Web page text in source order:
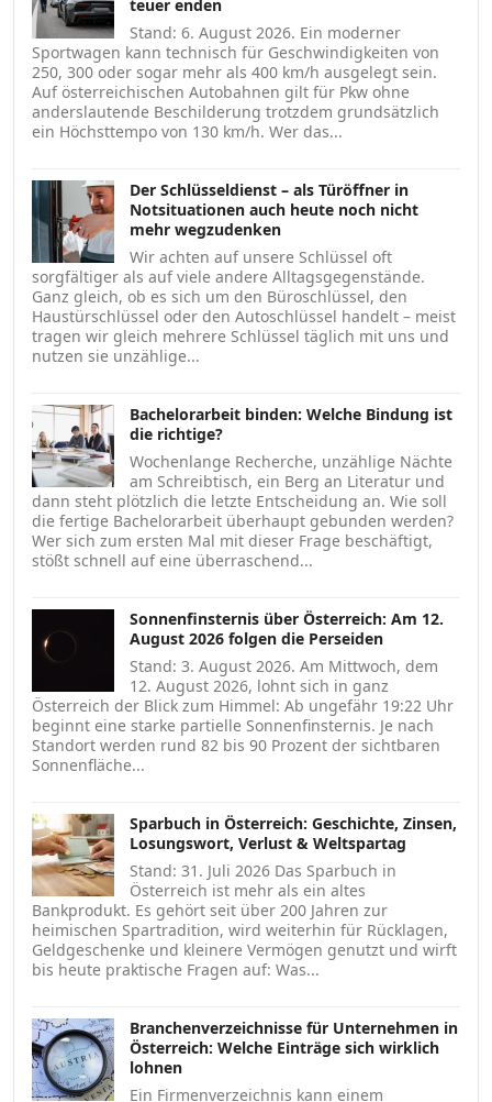
teuer enden
Stand: 6. August 2026. Ein moderner
Sportwagen kann technisch für Geschwindigkeiten von
250, 300 oder sogar mehr als 400 km/h ausgelegt sein.
Auf österreichischen Autobahnen gilt für Pkw ohne
anderslautende Beschilderung trotzdem grundsätzlich
ein Höchsttempo von 130 km/h. Wer das...
Der Schlüsseldienst – als Türöffner in
Notsituationen auch heute noch nicht
mehr wegzudenken
Wir achten auf unsere Schlüssel oft
sorgfältiger als auf viele andere Alltagsgegenstände.
Ganz gleich, ob es sich um den Büroschlüssel, den
Haustürschlüssel oder den Autoschlüssel handelt – meist
tragen wir gleich mehrere Schlüssel täglich mit uns und
nutzen sie unzählige...
Bachelorarbeit binden: Welche Bindung ist
die richtige?
Wochenlange Recherche, unzählige Nächte
am Schreibtisch, ein Berg an Literatur und
dann steht plötzlich die letzte Entscheidung an. Wie soll
die fertige Bachelorarbeit überhaupt gebunden werden?
Wer sich zum ersten Mal mit dieser Frage beschäftigt,
stößt schnell auf eine überraschend...
Sonnenfinsternis über Österreich: Am 12.
August 2026 folgen die Perseiden
Stand: 3. August 2026. Am Mittwoch, dem
12. August 2026, lohnt sich in ganz
Österreich der Blick zum Himmel: Ab ungefähr 19:22 Uhr
beginnt eine starke partielle Sonnenfinsternis. Je nach
Standort werden rund 82 bis 90 Prozent der sichtbaren
Sonnenfläche...
Sparbuch in Österreich: Geschichte, Zinsen,
Losungswort, Verlust & Weltspartag
Stand: 31. Juli 2026 Das Sparbuch in
Österreich ist mehr als ein altes
Bankprodukt. Es gehört seit über 200 Jahren zur
heimischen Spartradition, wird weiterhin für Rücklagen,
Geldgeschenke und kleinere Vermögen genutzt und wirft
bis heute praktische Fragen auf: Was...
Branchenverzeichnisse für Unternehmen in
Österreich: Welche Einträge sich wirklich
lohnen
Ein Firmenverzeichnis kann einem